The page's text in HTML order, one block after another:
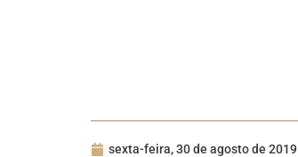
sexta-feira, 30 de agosto de 2019